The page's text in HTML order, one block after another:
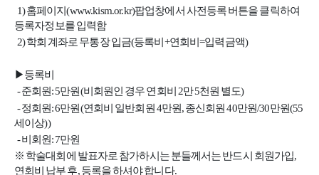
1)홈페이지(www.kism.or.kr)팝업창에서 사전등록 버튼을 클릭하여
등록자정보를 입력함
2) 학회 계좌로 무통장 입금(등록비+연회비=입력금액)
▶등록비
- 준회원: 5만원(비회원인 경우 연회비 2만 5천원 별도)
- 정회원: 6만원(연회비 일반회원 4만원, 종신회원 40만원/30만원(55
세이상))
- 비회원: 7만원
※ 학술대회에 발표자로 참가하시는 분들께서는 반드시 회원가입,
연회비 납부 후, 등록을 하셔야 합니다.